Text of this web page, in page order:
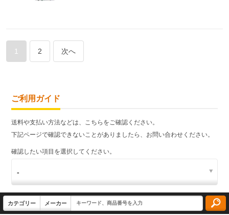
1 2 次へ
ご利用ガイド
送料や支払い方法などは、こちらをご確認ください。
下記ページで確認できないことがありましたら、お問い合わせください。
確認したい項目を選択してください。